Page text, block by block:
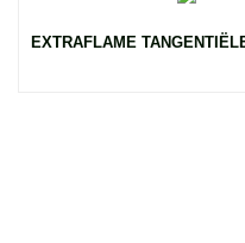
EXTRAFLAME